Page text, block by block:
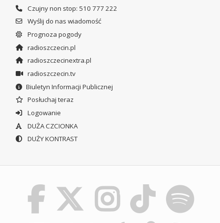
Czujny non stop: 510 777 222
Wyślij do nas wiadomość
Prognoza pogody
radioszczecin.pl
radioszczecinextra.pl
radioszczecin.tv
Biuletyn Informacji Publicznej
Posłuchaj teraz
Logowanie
DUŻA CZCIONKA
DUŻY KONTRAST